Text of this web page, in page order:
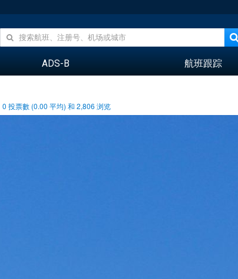
ADS-B 航班跟踪
0 投票數 (0.00 平均) 和2,806 浏览